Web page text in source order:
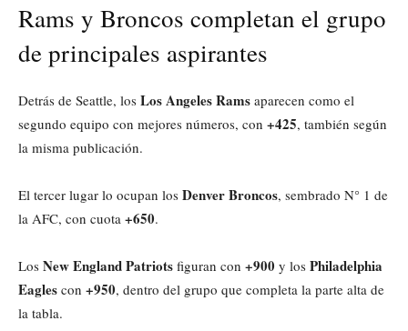
Rams y Broncos completan el grupo
de principales aspirantes
Detrás de Seattle, los Los Angeles Rams aparecen como el
segundo equipo con mejores números, con +425, también según
la misma publicación.
El tercer lugar lo ocupan los Denver Broncos, sembrado N° 1 de
la AFC, con cuota +650.
Los New England Patriots figuran con +900 y los Philadelphia
Eagles con +950, dentro del grupo que completa la parte alta de
la tabla.